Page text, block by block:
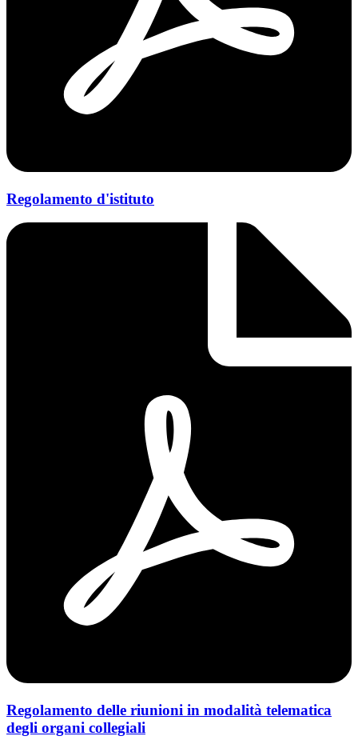
Regolamento d'istituto
Regolamento delle riunioni in modalità telematica
degli organi collegiali